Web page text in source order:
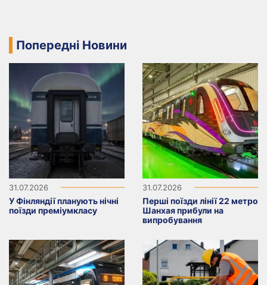
Попередні Новини
31.07.2026
У Фінляндії планують нічні
поїзди преміумкласу
31.07.2026
Перші поїзди лінії 22 метро
Шанхая прибули на
випробування